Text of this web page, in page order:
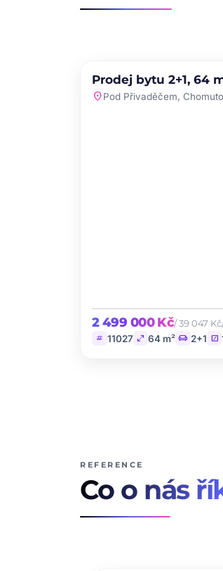
PRODEJ NOVINKA
Prodej bytu 2+1, 64
location_onPod Přivaděčem,
2 499 000 Kč/ 39 047
tag 11027 open_in_full 64 m² chair 2+1 stairs
REFERENCE
Co o nás